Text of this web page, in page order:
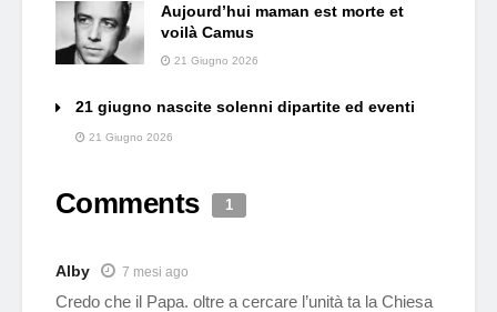
Aujourd’hui maman est morte et
voilà Camus
21 Giugno 2026
21 giugno nascite solenni dipartite ed eventi
21 Giugno 2026
Comments 1
Alby 7 mesi ago
Credo che il Papa. oltre a cercare l’unità ta la Chiesa